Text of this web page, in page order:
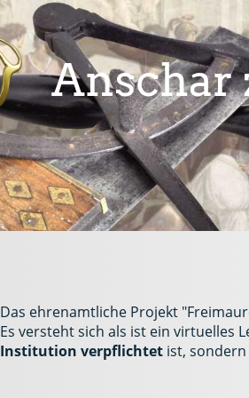
Das ehrenamtliche Projekt
Es versteht sich als ist ein virtuelles
Institution verpflichtet ist,